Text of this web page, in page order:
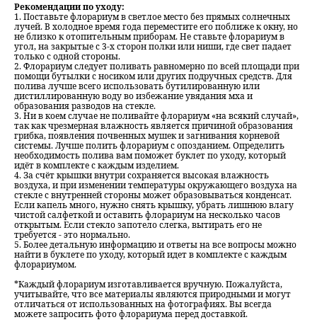
Рекомендации по уходу:
1. Поставьте флорариум в светлое место без прямых солнечных
лучей. В холодное время года переместите его поближе к окну, но
не близко к отопительным приборам. Не ставьте флорариум в
угол, на закрытые с 3-х сторон полки или ниши, где свет падает
только с одной стороны.
2. Флорариум следует поливать равномерно по всей площади при
помощи бутылки с носиком или других подручных средств. Для
полива лучше всего использовать бутилированную или
дистиллированную воду во избежание увядания мха и
образования разводов на стекле.
3. Ни в коем случае не поливайте флорариум «на всякий случай»,
так как чрезмерная влажность является причиной образования
грибка, появления почвенных мушек и загнивания корневой
системы. Лучше полить флорариум с опозданием. Определить
необходимость полива вам поможет буклет по уходу, который
идёт в комплекте с каждым изделием.
4. За счёт крышки внутри сохраняется высокая влажность
воздуха, и при изменении температуры окружающего воздуха на
стекле с внутренней стороны может образовываться конденсат.
Если капель много, нужно снять крышку, убрать лишнюю влагу
чистой салфеткой и оставить флорариум на несколько часов
открытым. Если стекло запотело слегка, вытирать его не
требуется - это нормально.
5. Более детальную информацию и ответы на все вопросы можно
найти в буклете по уходу, который идет в комплекте с каждым
флорариумом.
*Каждый флорариум изготавливается вручную. Пожалуйста,
учитывайте, что все материалы являются природными и могут
отличаться от использованных на фотографиях. Вы всегда
можете запросить фото флорариума перед доставкой.